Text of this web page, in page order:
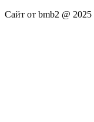
Сайт от bmb2 @ 2025